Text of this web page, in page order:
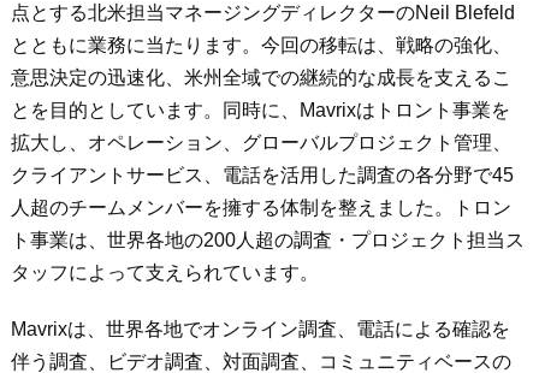
点とする北米担当マネージングディレクターのNeil Blefeld
とともに業務に当たります。今回の移転は、戦略の強化、
意思決定の迅速化、米州全域での継続的な成長を支えるこ
とを目的としています。同時に、Mavrixはトロント事業を
拡大し、オペレーション、グローバルプロジェクト管理、
クライアントサービス、電話を活用した調査の各分野で45
人超のチームメンバーを擁する体制を整えました。トロン
ト事業は、世界各地の200人超の調査・プロジェクト担当ス
タッフによって支えられています。
Mavrixは、世界各地でオンライン調査、電話による確認を
伴う調査、ビデオ調査、対面調査、コミュニティベースの